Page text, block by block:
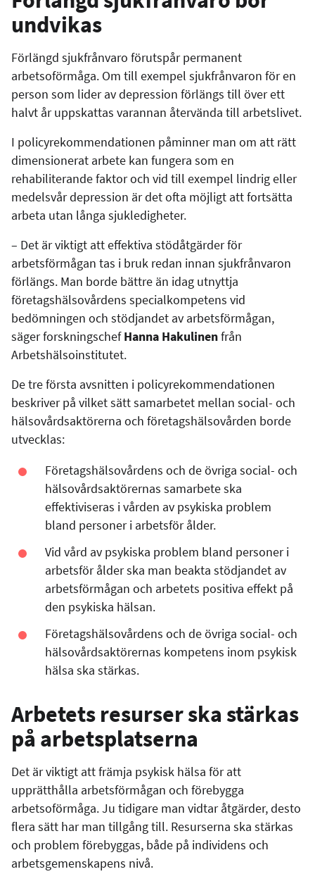
undvikas
Förlängd sjukfrånvaro förutspår permanent
arbetsoförmåga. Om till exempel sjukfrånvaron för en
person som lider av depression förlängs till över ett
halvt år uppskattas varannan återvända till arbetslivet.
I policyrekommendationen påminner man om att rätt
dimensionerat arbete kan fungera som en
rehabiliterande faktor och vid till exempel lindrig eller
medelsvår depression är det ofta möjligt att fortsätta
arbeta utan långa sjukledigheter.
– Det är viktigt att effektiva stödåtgärder för
arbetsförmågan tas i bruk redan innan sjukfrånvaron
förlängs. Man borde bättre än idag utnyttja
företagshälsovårdens specialkompetens vid
bedömningen och stödjandet av arbetsförmågan,
säger forskningschefHanna Hakulinenfrån
Arbetshälsoinstitutet.
De tre första avsnitten i policyrekommendationen
beskriver på vilket sätt samarbetet mellan social- och
hälsovårdsaktörerna och företagshälsovården borde
utvecklas:
Företagshälsovårdens och de övriga social- och
hälsovårdsaktörernas samarbete ska
effektiviseras i vården av psykiska problem
bland personer i arbetsför ålder.
Vid vård av psykiska problem bland personer i
arbetsför ålder ska man beakta stödjandet av
arbetsförmågan och arbetets positiva effekt på
den psykiska hälsan.
Företagshälsovårdens och de övriga social- och
hälsovårdsaktörernas kompetens inom psykisk
hälsa ska stärkas.
Arbetets resurser ska stärkas
på arbetsplatserna
Det är viktigt att främja psykisk hälsa för att
upprätthålla arbetsförmågan och förebygga
arbetsoförmåga.Ju tidigare man vidtar åtgärder, desto
flera sätt har man tillgång till. Resurserna ska stärkas
och problem förebyggas, både på individens och
arbetsgemenskapens nivå.